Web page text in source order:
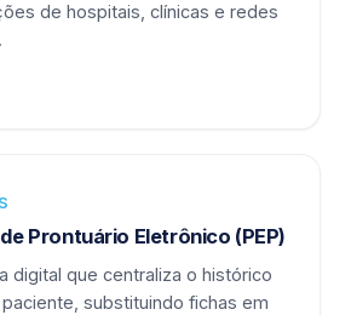
de hospitais, clínicas e redes
Prontuário Eletrônico (PEP)
digital que centraliza o histórico
substituindo fichas em